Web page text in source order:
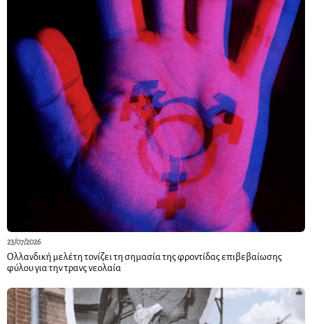
23/07/2026
Ολλανδική μελέτη τονίζει τη σημασία της φροντίδας επιβεβαίωσης
φύλου για την τρανς νεολαία